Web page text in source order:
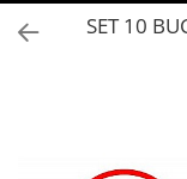
SET 10